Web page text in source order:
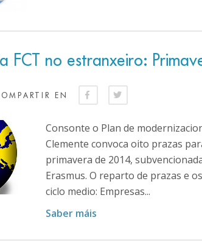
FCT no estranxeiro:
EN
Consonte o Plan de
Clemente convoca oito prazas
primavera de 2014,
Erasmus. O reparto de prazas e
ciclo medio: Empresas...
Saber máis